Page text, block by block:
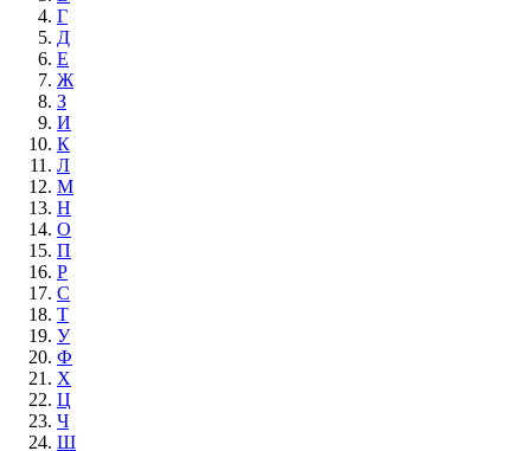
Г
Д
Е
Ж
З
И
К
Л
М
Н
О
П
Р
С
Т
У
Ф
Х
Ц
Ч
Ш